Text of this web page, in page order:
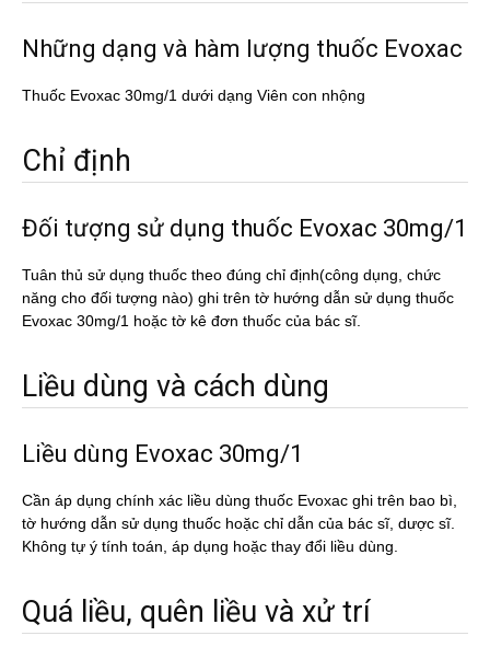
Những dạng và hàm lượng thuốc Evoxac
Thuốc Evoxac 30mg/1 dưới dạng Viên con nhộng
Chỉ định
Đối tượng sử dụng thuốc Evoxac 30mg/1
Tuân thủ sử dụng thuốc theo đúng chỉ định(công dụng, chức
năng cho đối tượng nào) ghi trên tờ hướng dẫn sử dụng thuốc
Evoxac 30mg/1 hoặc tờ kê đơn thuốc của bác sĩ.
Liều dùng và cách dùng
Liều dùng Evoxac 30mg/1
Cần áp dụng chính xác liều dùng thuốc Evoxac ghi trên bao bì,
tờ hướng dẫn sử dụng thuốc hoặc chỉ dẫn của bác sĩ, dược sĩ.
Không tự ý tính toán, áp dụng hoặc thay đổi liều dùng.
Quá liều, quên liều và xử trí